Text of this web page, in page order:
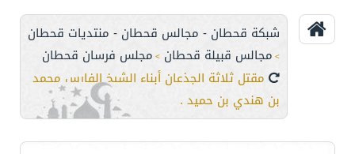
شبكة قحطان - مجالس قحطان - منتديات قحطان
> مجالس قبيلة قحطان > مجلس فرسان قحطان
مقتل ثلاثة الجذعان أبناء الشيخ الفارس محمد
بن هندي بن حميد .